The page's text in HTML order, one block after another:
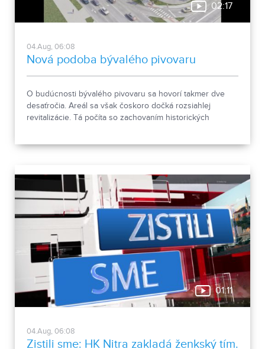
02:17
04.Aug, 06:08
Nová podoba bývalého pivovaru
O budúcnosti bývalého pivovaru sa hovorí takmer dve
desaťročia. Areál sa však čoskoro dočká rozsiahlej
revitalizácie. Tá počíta so zachovaním historických
01:11
04.Aug, 06:08
Zistili sme: HK Nitra zakladá ženkský tím.